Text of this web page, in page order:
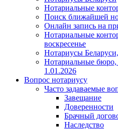
Нотариальные
Поиск ближайшей
Онлайн запись на
Нотариальные
воскресенье
Нотариусы
Нотариальные бюро,
1.01.2026
Вопрос нотариусу
Часто задаваемые
Завещание
Доверенности
Брачный
Наследство